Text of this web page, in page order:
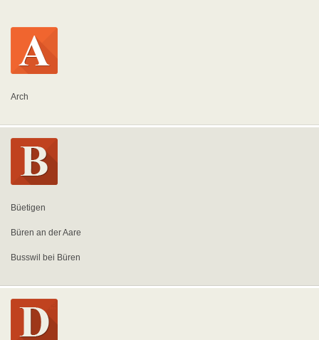
Arch
Büetigen
Büren an der Aare
Busswil bei Büren